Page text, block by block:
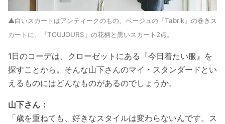
▲白いスカートはアンティークのもの。ベージュの『Tabrik』の巻きス
カートに、『TOUJOURS』の花柄と黒いスカート2点。
1日のコーデは、クローゼットにある『今日着たい服』を
探すことから。そんな山下さんのマイ・スタンダードとい
えるものにはどんなものがあるのでしょうか。
山下さん：
「歳を重ねても、好きなスタイルは変わらないんです。ス